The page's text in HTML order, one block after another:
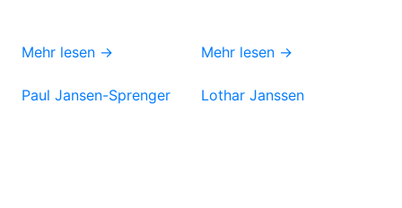
Mehr lesen → Mehr lesen →
Paul Jansen-Sprenger Lothar Janssen